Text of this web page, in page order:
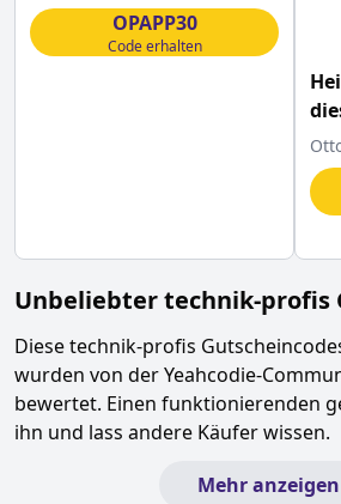
OPAPP30
Code erhalten
Unbeliebtertechnik-profis
Diesetechnik-profis
wurden von der Yeahcodie-
bewertet. Einen funktionierenden
ihn und lass andere Käufer wissen.
Mehr anzeigen